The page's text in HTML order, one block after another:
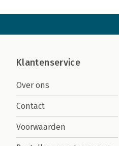
Klantenservice
Over ons
Contact
Voorwaarden